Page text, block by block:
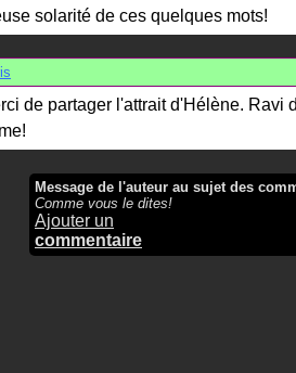
solarité de ces quelques mots!
de partager l'attrait d'Hélène. Ravi
Message de l'auteur au sujet des
Comme vous le dites!
Ajouter un
commentaire